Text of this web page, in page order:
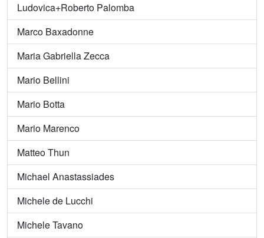
Ludovica+Roberto Palomba
Marco Baxadonne
Maria Gabriella Zecca
Mario Bellini
Mario Botta
Mario Marenco
Matteo Thun
Michael Anastassiades
Michele de Lucchi
Michele Tavano